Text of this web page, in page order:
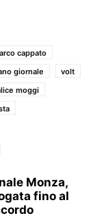
cappato
giornale
volt
moggi
Monza,
fino al